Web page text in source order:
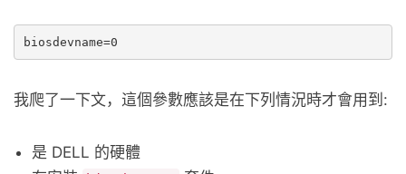
我爬了一下文，這個參數應該是在下列情況時才會用到:
是 DELL 的硬體